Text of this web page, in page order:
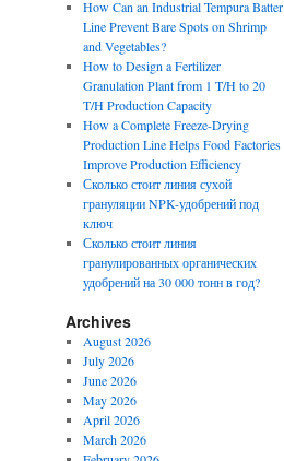
How Can an Industrial Tempura Batter
Line Prevent Bare Spots on Shrimp
and Vegetables?
How to Design a Fertilizer
Granulation Plant from 1 T/H to 20
T/H Production Capacity
How a Complete Freeze-Drying
Production Line Helps Food Factories
Improve Production Efficiency
Сколько стоит линия сухой
грануляции NPK-удобрений под
ключ
Сколько стоит линия
гранулированных органических
удобрений на 30 000 тонн в год?
Archives
August 2026
July 2026
June 2026
May 2026
April 2026
March 2026